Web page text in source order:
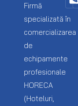
Firmă
specializată în
comercializarea
de
echipamente
profesionale
HORECA
(Hoteluri,